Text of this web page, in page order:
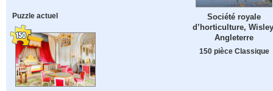
Puzzle actuel
Société royale
d’horticulture,
Angleterre
150 pièce Classique